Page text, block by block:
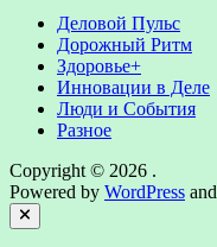
Деловой Пульс
Дорожный Ритм
Здоровье+
Инновации в Деле
Люди и События
Разное
Copyright © 2026 .
Powered by WordPress and
Close